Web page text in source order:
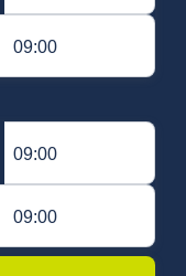
09:00
09:00
09:00